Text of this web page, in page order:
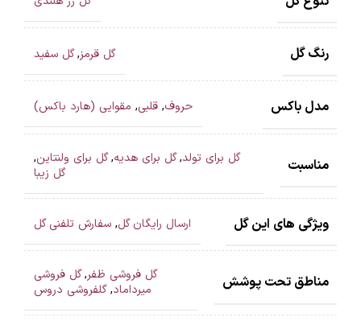
رنگ گل گل قرمز,گل سفید
مدل باکس حروف, قلبی, مقوایی (هارد باکس)
مناسبت گل برای تولد,گل برای هدیه,گل برای ولنتاین,
گل زیبا
ویژگی های این گل ارسال رایگان گل, سفارش تلفنی گل
مناطق تحت پوشش گل فروشی ظفر,گل فروشی
میرداماد,گلفروشی دروس